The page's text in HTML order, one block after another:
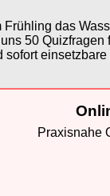
das
50
Praxisnahe